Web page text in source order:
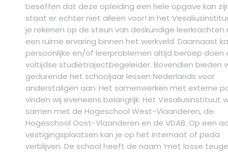
beseffen dat deze opleiding een hele opgave kan
staat er echter niet alleen voor! In het
je rekenen op de steun van deskundige
een ruime ervaring binnen het werkveld. Daarnaast
persoonlijke en/of leerproblemen altijd beroep doen
voltijdse studietrajectbegeleider. Bovendien bieden
gedurende het schooljaar lessen Nederlands voor
anderstaligen aan. Het samenwerken met externe
vinden wij eveneens belangrijk. Het Vesaliusinstituut
samen met de Hogeschool West-Vlaanderen, de
Hogeschool Oost-Vlaanderen en de VDAB. Op een
vestigingsplaatsen kan je op het internaat of peda
verblijven. De school heeft de naam ‘met losse